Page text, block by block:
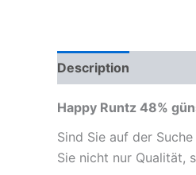
Description
Happy Runtz 48%
Sind Sie auf der
Sie nicht nur Qualität,